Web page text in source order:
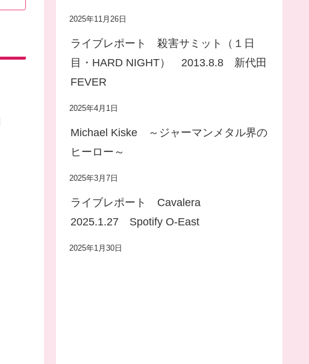
2025年11月26日
ライブレポート 殺害サミット（１日
目・HARD NIGHT） 2013.8.8 新代田
FEVER
2025年4月1日
Michael Kiske ～ジャーマンメタル界の
ヒーロー～
2025年3月7日
ライブレポート Cavalera
2025.1.27 Spotify O-East
2025年1月30日